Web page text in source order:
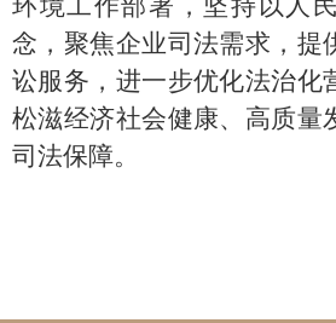
念，聚焦企业司法需求，提
讼服务，进一步优化法治化
松滋经济社会健康、高质量
司法保障。